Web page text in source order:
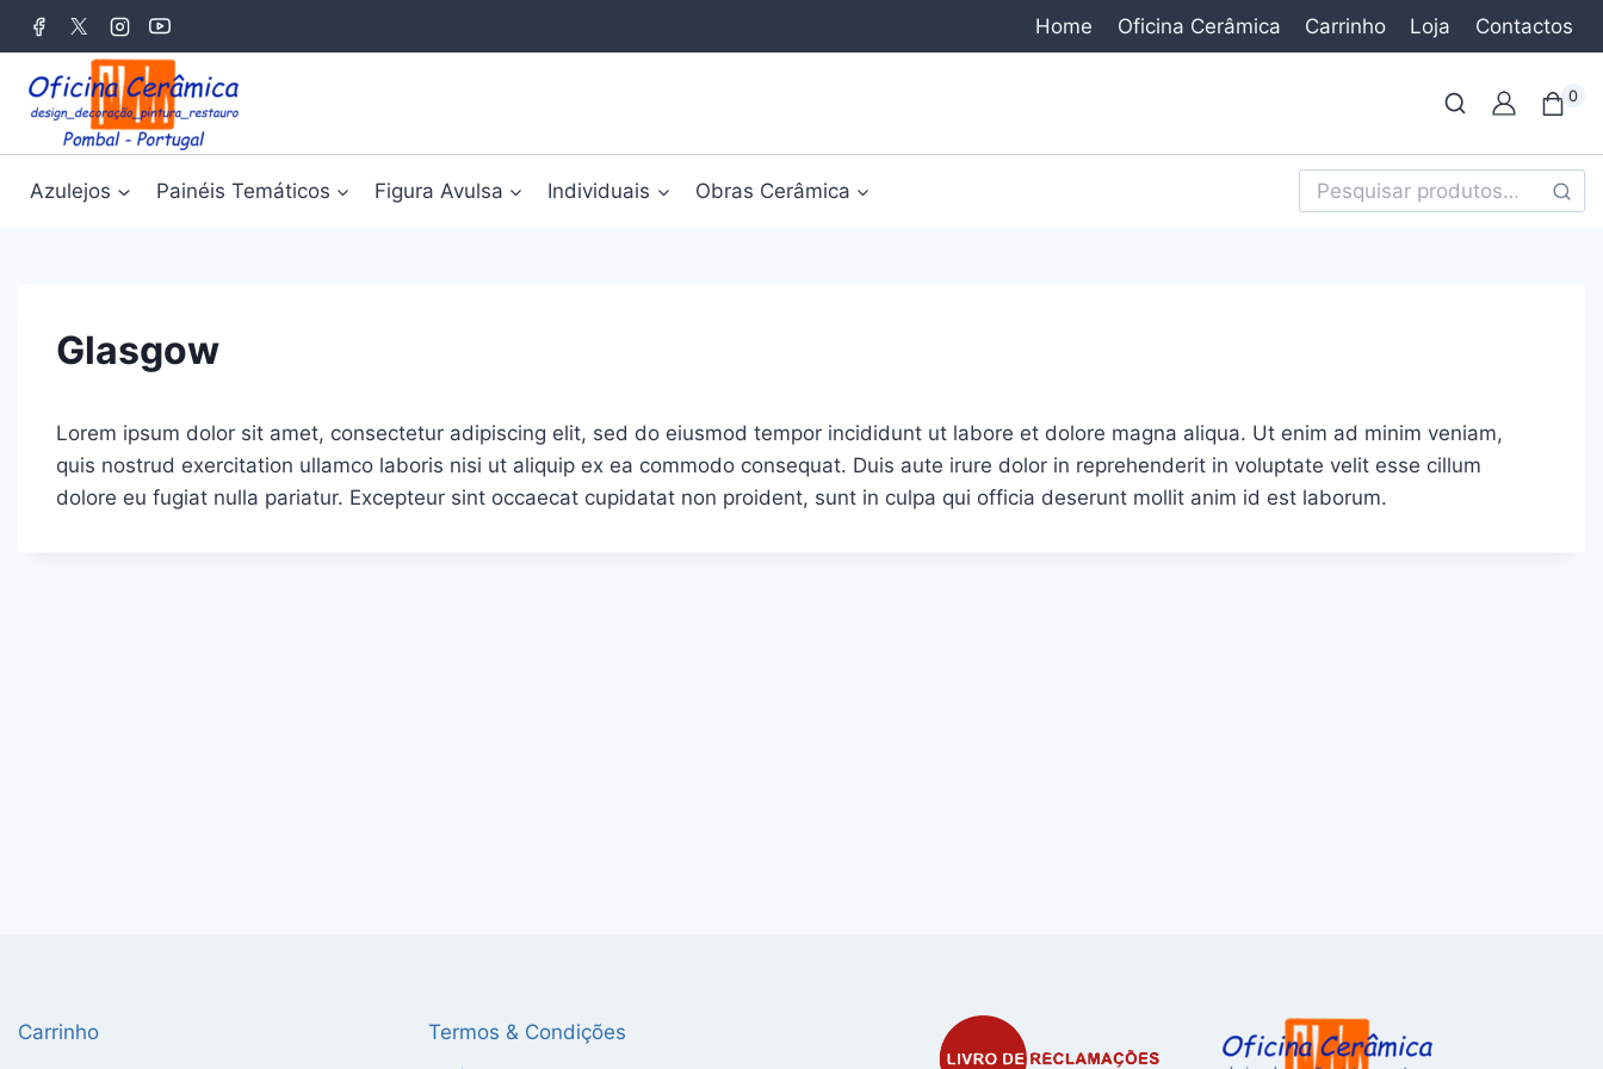
Home Oficina Cerâmica Carrinho Loja Contactos
0
Azulejos Painéis Temáticos Figura Avulsa Individuais Obras Cerâmica
Glasgow
Lorem ipsum dolor sit amet, consectetur adipiscing elit, sed do eiusmod tempor incididunt ut labore et dolore magna aliqua. Ut enim ad minim veniam,
quis nostrud exercitation ullamco laboris nisi ut aliquip ex ea commodo consequat. Duis aute irure dolor in reprehenderit in voluptate velit esse cillum
dolore eu fugiat nulla pariatur. Excepteur sint occaecat cupidatat non proident, sunt in culpa qui officia deserunt mollit anim id est laborum.
Carrinho
Termos & Condições